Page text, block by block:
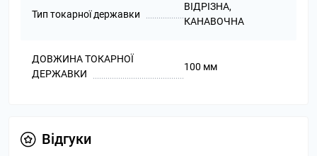
Тип токарної державки
ВІДРІЗНА,
КАНАВОЧНА
ДОВЖИНА ТОКАРНОЇ
ДЕРЖАВКИ
100 мм
Відгуки